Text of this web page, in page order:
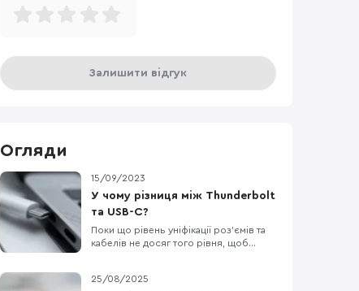
Залишити відгук
Огляди
15/09/2023
У чому різниця між Thunderbolt
та USB-C?
Поки що рівень уніфікації роз’ємів та
кабелів не досяг того рівня, щоб
до цього йде. Остання презентація
25/08/2025